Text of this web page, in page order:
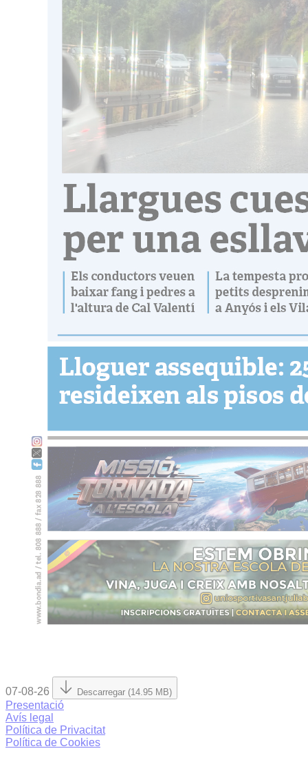
07-08-26 Descarregar (14.95 MB)
Presentació
Avís legal
Política de Privacitat
Política de Cookies